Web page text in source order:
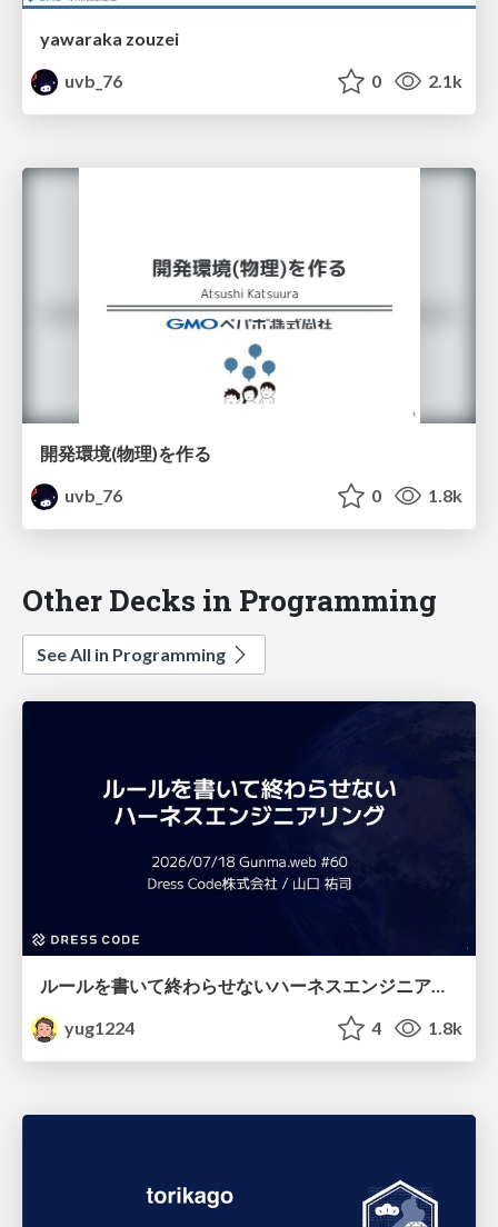
yawaraka zouzei
uvb_76
0 2.1k
開発環境(物理)を作る
uvb_76
0 1.8k
Other Decks in Programming
See All in Programming
ルールを書いて終わらせないハーネスエンジニアリング
yug1224
4 1.8k